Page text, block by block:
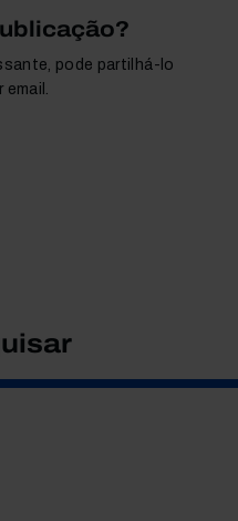
pode partilhá-lo
email.